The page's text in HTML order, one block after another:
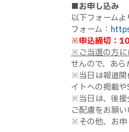
■お申し込み
以下フォームよ
フォーム：
※申込締切：
※ご当選の方に
せんので、あら
※当日は報道関
イトへの掲載
※当日は、後援
ご配慮をお願い
※その他、お申